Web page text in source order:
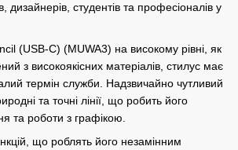
студентів та професіоналів у
(USB-C) (MUWA3) на високому рівні, як
з високоякісних матеріалів, стилус має
термін служби. Надзвичайно чутливий
та точні лінії, що робить його
та роботи з графікою.
що роблять його незамінним